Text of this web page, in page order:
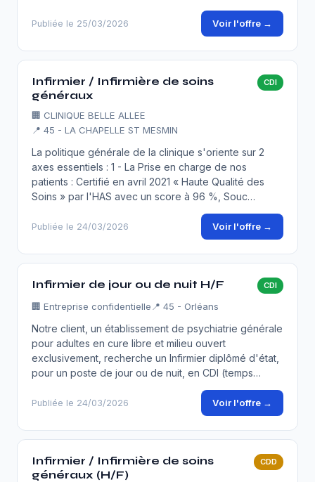
Publiée le 25/03/2026 Voir l'offre →
Infirmier / Infirmière de soins
généraux
CDI
🏢 CLINIQUE BELLE ALLEE
📍 45 - LA CHAPELLE ST MESMIN
La politique générale de la clinique s'oriente sur 2
axes essentiels : 1 - La Prise en charge de nos
patients : Certifié en avril 2021 « Haute Qualité des
Soins » par l'HAS avec un score à 96 %, Souc…
Publiée le 24/03/2026 Voir l'offre →
Infirmier de jour ou de nuit H/F CDI
🏢 Entreprise confidentielle 📍 45 - Orléans
Notre client, un établissement de psychiatrie générale
pour adultes en cure libre et milieu ouvert
exclusivement, recherche un Infirmier diplômé d'état,
pour un poste de jour ou de nuit, en CDI (temps…
Publiée le 24/03/2026 Voir l'offre →
Infirmier / Infirmière de soins
généraux (H/F)
CDD